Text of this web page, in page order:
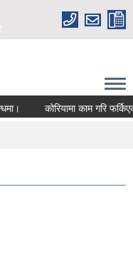
कोरियामा काम गरि